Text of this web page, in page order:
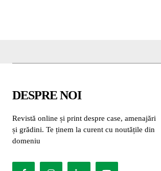
DESPRE NOI
Revistă online și print despre case, amenajări
și grădini. Te ținem la curent cu noutățile din
domeniu